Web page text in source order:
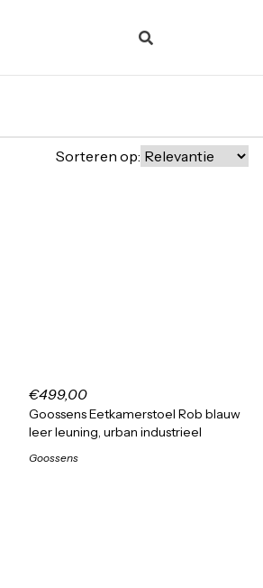
Sorteren op:
€499,00
Goossens Eetkamerstoel Rob blauw
leer leuning, urban industrieel
Goossens